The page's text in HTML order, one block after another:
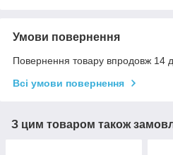
Умови повернення
Повернення товару впродовж 14
Всі умови повернення
З цим товаром також